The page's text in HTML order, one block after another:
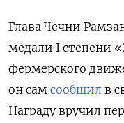
Глава Чечни
медали I степени
фермерского
он сам сообщил в
Награду вручил